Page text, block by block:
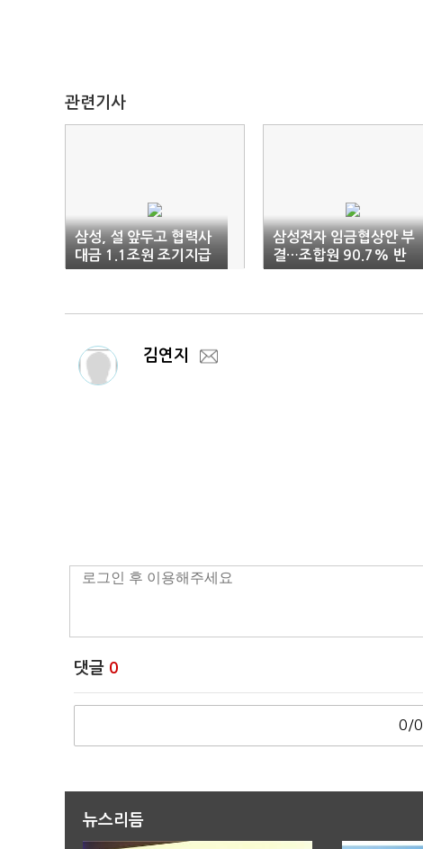
관련기사
삼성, 설 앞두고 협력사
대금 1.1조원 조기지급
삼성전자 임금협상안 부
결…조합원 90.7% 반
대
김연지
댓글 0
0/0
뉴스리듬